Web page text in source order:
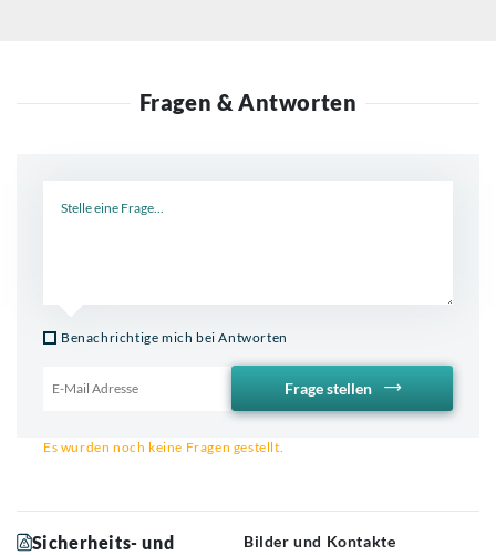
Fragen & Antworten
Benachrichtige mich bei Antworten
Frage stellen
Es wurden noch keine Fragen gestellt.
Sicherheits- und
Bilder und Kontakte